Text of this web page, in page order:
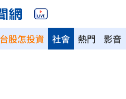
台股怎投資 熱門 影音
社會